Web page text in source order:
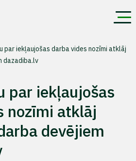
par iekļaujošas darba vides nozīmi atklāj
dazadiba.lv
par iekļaujošas
nozīmi atklāj
devējiem